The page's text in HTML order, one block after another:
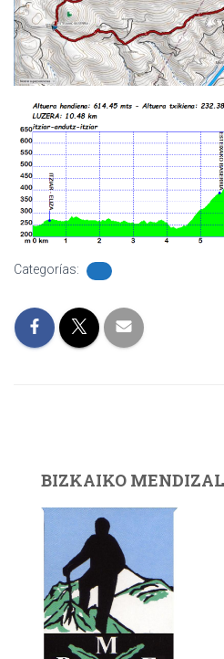
Categorías:
BIZKAIKO